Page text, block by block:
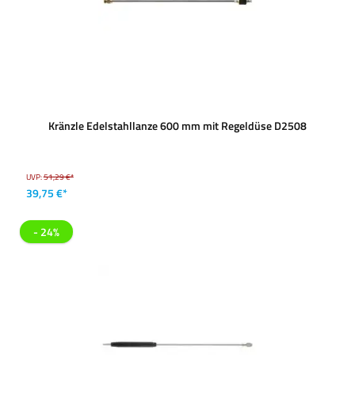
Kränzle Edelstahllanze 600 mm mit Regeldüse D2508
UVP:51,29 €*
39,75 €*
- 24%